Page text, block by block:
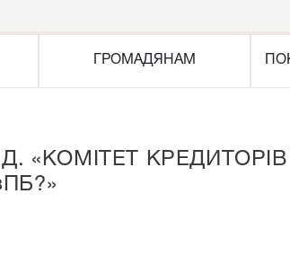
ГРОМАДЯНАМ
«КОМІТЕТ